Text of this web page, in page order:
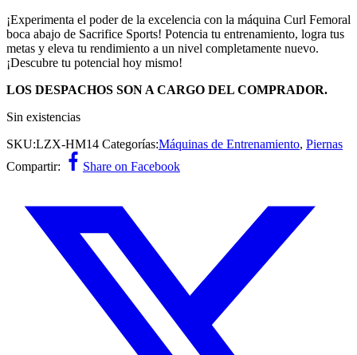
¡Experimenta el poder de la excelencia con la máquina Curl Femoral
boca abajo de Sacrifice Sports! Potencia tu entrenamiento, logra tus
metas y eleva tu rendimiento a un nivel completamente nuevo.
¡Descubre tu potencial hoy mismo!
LOS DESPACHOS SON A CARGO DEL COMPRADOR.
Sin existencias
SKU:LZX-HM14 Categorías:Máquinas de Entrenamiento, Piernas
Compartir:
Share on Facebook